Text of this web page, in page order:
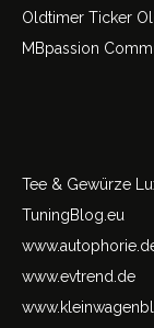
Oldtimer Ticker
MBpassion
Tee & Gewürze
TuningBlog.eu
www.evtrend.de